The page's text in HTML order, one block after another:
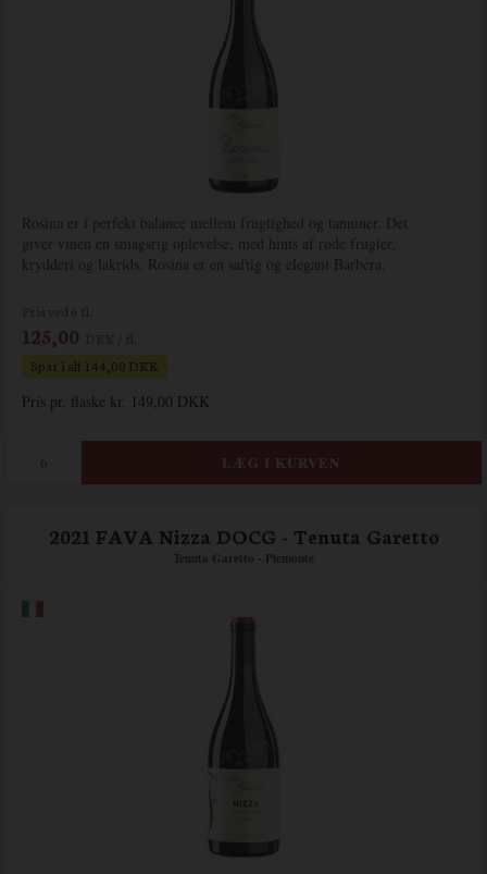
Rosina er i perfekt balance mellem frugtighed og tanniner. Det
giver vinen en smagsrig oplevelse, med hints af røde frugter,
krydderi og lakrids. Rosina er en saftig og elegant Barbera.
125,00
Spar i alt 144,00 DKK
Pris pr. flaske kr. 149,00 DKK
2021 FAVA Nizza DOCG - Tenuta Garetto
Tenuta Garetto - Piemonte